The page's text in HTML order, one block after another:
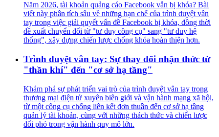
Năm 2026, tài khoản quảng cáo Facebook vẫn bị khóa? Bài
viết này phân tích sâu về những hạn chế của trình duyệt vân
tay trong việc giải quyết vấn đề Facebook bị khóa, đồng thời
đề xuất chuyển đổi từ "tư duy công cụ" sang "tư duy hệ
thống", xây dựng chiến lược chống khóa hoàn thiện hơn.
Trình duyệt vân tay: Sự thay đổi nhận thức từ
"thần khí" đến "cơ sở hạ tầng"
Khám phá sự phát triển vai trò của trình duyệt vân tay trong
thương mại điện tử xuyên biên giới và vận hành mạng xã hội,
từ một công cụ chống liên kết đơn thuần đến cơ sở hạ tầng
quản lý tài khoản, cùng với những thách thức và chiến lược
đối phó trong vận hành quy mô lớn.